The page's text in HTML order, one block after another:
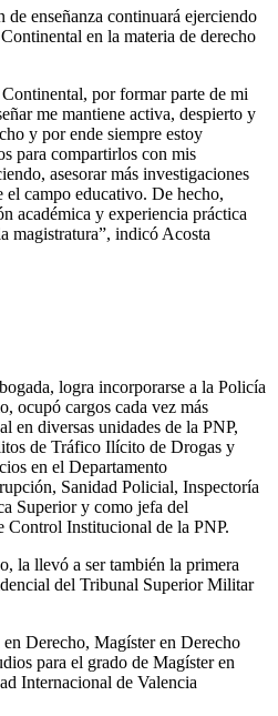
enseñanza continuará ejerciendo
en la materia de derecho
por formar parte de mi
me mantiene activa, despierto y
y por ende siempre estoy
para compartirlos con mis
asesorar más investigaciones
el campo educativo. De hecho,
académica y experiencia práctica
magistratura”, indicó Acosta
logra incorporarse a la Policía
ocupó cargos cada vez más
en diversas unidades de la PNP,
de Tráfico Ilícito de Drogas y
en el Departamento
Sanidad Policial, Inspectoría
Superior y como jefa del
Control Institucional de la PNP.
la llevó a ser también la primera
del Tribunal Superior Militar
Derecho, Magíster en Derecho
para el grado de Magíster en
Internacional de Valencia